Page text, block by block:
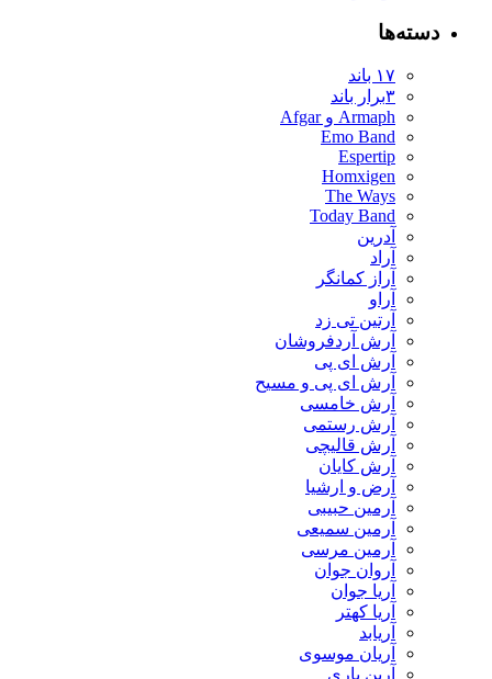
دسته‌ها
۱۷ باند
۳برار باند
Armaph و Afgar
Emo Band
Espertip
Homxigen
The Ways
Today Band
آدرین
آراد
آراز کمانگر
آراو
آرتین تی زد
آرش آردفروشان
آرش ای پی
آرش ای پی و مسیح
آرش خامسی
آرش رستمی
آرش قالیچی
آرش کایان
​آرض و ارشیا
آرمین حبیبی
آرمین سمیعی
آرمین مرسی
آروان جوان
آریا جوان
آریا کهتر
آریابد
آریان موسوی
آرین یاری